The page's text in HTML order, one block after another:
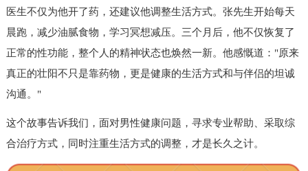
医生不仅为他开了药，还建议他调整生活方式。张先生开始每天
晨跑，减少油腻食物，学习冥想减压。三个月后，他不仅恢复了
正常的性功能，整个人的精神状态也焕然一新。他感慨道："原来
真正的壮阳不只是靠药物，更是健康的生活方式和与伴侣的坦诚
沟通。"
这个故事告诉我们，面对男性健康问题，寻求专业帮助、采取综
合治疗方式，同时注重生活方式的调整，才是长久之计。